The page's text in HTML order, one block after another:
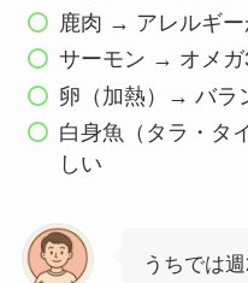
鹿肉 → アレルギ
サーモン → オメガ
卵（加熱）→ バラ
白身魚（タラ・タ
しい
うちでは